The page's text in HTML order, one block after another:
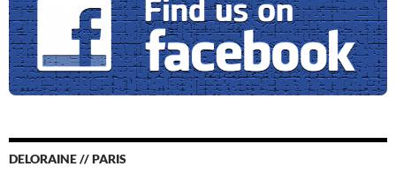
DELORAINE // PARIS